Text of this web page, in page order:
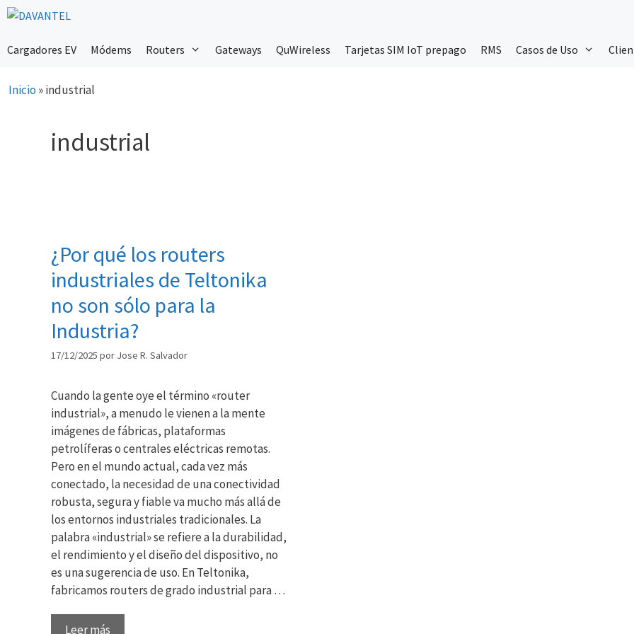
Saltar
contenido
Cargadores EV Módems Routers Gateways QuWireless Tarjetas SIM IoT prepago RMS Casos de Uso
Inicio »industrial
industrial
¿Por qué los routers
industriales de Teltonika
no son sólo para la
Industria?
17/12/2025 por Jose R. Salvador
Cuando la gente oye el término «router
industrial», a menudo le vienen a la mente
imágenes de fábricas, plataformas
petrolíferas o centrales eléctricas remotas.
Pero en el mundo actual, cada vez más
conectado, la necesidad de una conectividad
robusta, segura y fiable va mucho más allá de
los entornos industriales tradicionales. La
palabra «industrial» se refiere a la durabilidad,
el rendimiento y el diseño del dispositivo, no
es una sugerencia de uso. En Teltonika,
fabricamos routers de grado industrial para …
Leer más